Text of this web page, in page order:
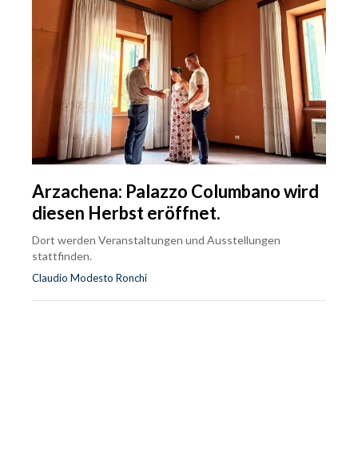
Arzachena: Palazzo Columbano wird
diesen Herbst eröffnet.
Dort werden Veranstaltungen und Ausstellungen
stattfinden.
Claudio Modesto Ronchi